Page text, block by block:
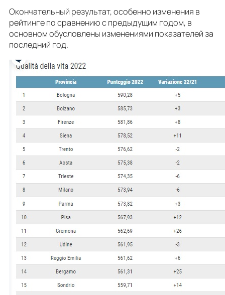
Окончательный результат, особенно изменения в
рейтинге по сравнению с предыдущим годом, в
основном обусловлены изменениями показателей за
последний год.